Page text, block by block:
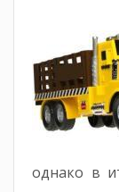
однако в